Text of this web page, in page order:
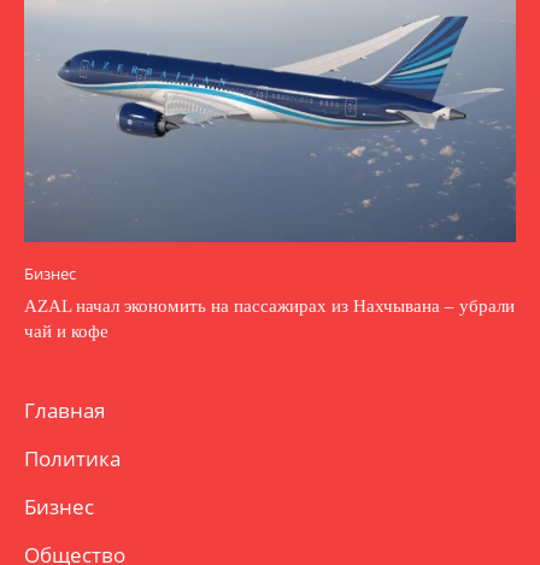
Бизнес
AZAL начал экономить на пассажирах из Нахчывана – убрали
чай и кофе
Главная
Политика
Бизнес
Общество